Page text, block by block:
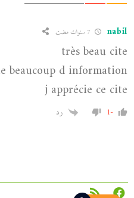
nabil
très beau cite
beaucoup d information
j apprécie ce cite
-1 رد